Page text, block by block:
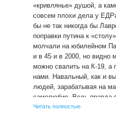
«кривлянье» душой, а
совсем плохи дела у
бы не так никогда бы
поправки путина к
молчали на юбилейном
и в 45 и в 2000, но видно
можно свалить на К-19, а
нами. Навальный, как и
людей, зарабатывая на
самолюбие. Ведь правда
Читать полностью